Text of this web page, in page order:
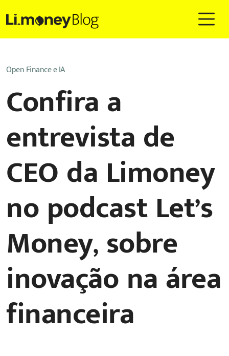
Open Finance e IA
Confira a
entrevista de
CEO da Limoney
no podcast Let’s
Money, sobre
inovação na área
financeira